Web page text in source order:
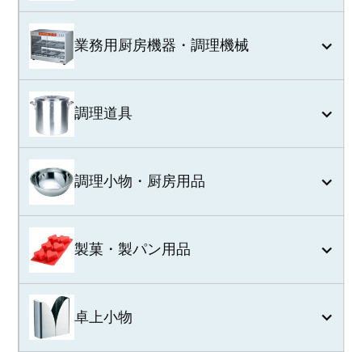
業務用厨房機器・調理機械
調理道具
調理小物・厨房用品
製菓・製パン用品
卓上小物